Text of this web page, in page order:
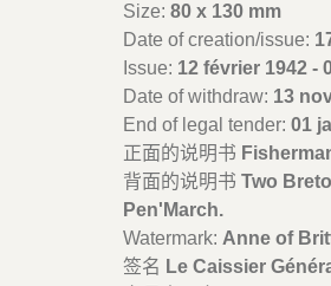
Size: 80 x 130 mm
Date of creation/issue:
Issue: 12 février 1942 -
Date of withdraw: 13
End of legal tender: 01
正面的说明书
背面的说明书 Two
Pen'March.
Watermark: Anne of
签名 Le Caissier